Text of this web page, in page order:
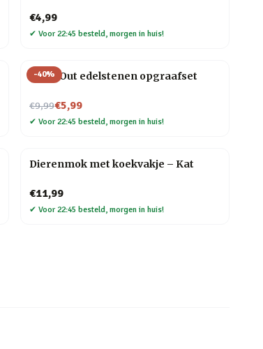
€4,99
✔ Voor 22:45 besteld, morgen in huis!
-40%
Dig It Out edelstenen opgraafset
€9,99
Nu voor€5,99
✔ Voor 22:45 besteld, morgen in huis!
Dierenmok met koekvakje – Kat
€11,99
✔ Voor 22:45 besteld, morgen in huis!